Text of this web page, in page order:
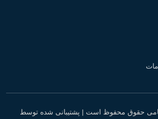
حقوق محفوظ است | پشتیبانی شده توسط